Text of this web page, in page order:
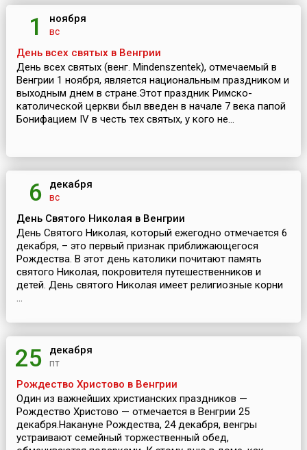
1 ноября
вс
День всех святых в Венгрии
День всех святых (венг. Mindenszentek), отмечаемый в
Венгрии 1 ноября, является национальным праздником и
выходным днем в стране.Этот праздник Римско-
католической церкви был введен в начале 7 века папой
Бонифацием IV в честь тех святых, у кого не...
6 декабря
вс
День Святого Николая в Венгрии
День Святого Николая, который ежегодно отмечается 6
декабря, – это первый признак приближающегося
Рождества. В этот день католики почитают память
святого Николая, покровителя путешественников и
детей. День святого Николая имеет религиозные корни
...
25 декабря
пт
Рождество Христово в Венгрии
Один из важнейших христианских праздников —
Рождество Христово — отмечается в Венгрии 25
декабря.Накануне Рождества, 24 декабря, венгры
устраивают семейный торжественный обед,